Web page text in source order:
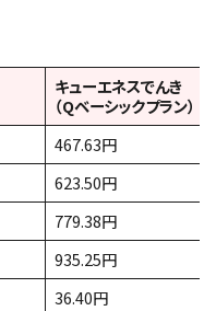
キューエネスでんき
（Qベーシックプラン）
467.63円
623.50円
779.38円
935.25円
36.40円